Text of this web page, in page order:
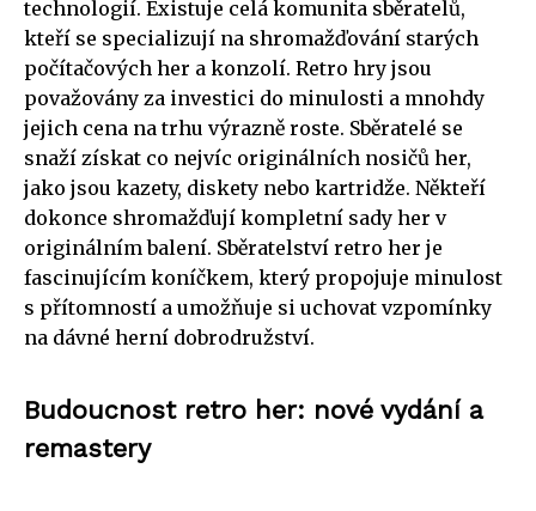
technologií. Existuje celá komunita sběratelů,
kteří se specializují na shromažďování starých
počítačových her a konzolí. Retro hry jsou
považovány za investici do minulosti a mnohdy
jejich cena na trhu výrazně roste. Sběratelé se
snaží získat co nejvíc originálních nosičů her,
jako jsou kazety, diskety nebo kartridže. Někteří
dokonce shromažďují kompletní sady her v
originálním balení. Sběratelství retro her je
fascinujícím koníčkem, který propojuje minulost
s přítomností a umožňuje si uchovat vzpomínky
na dávné herní dobrodružství.
Budoucnost retro her: nové vydání a
remastery